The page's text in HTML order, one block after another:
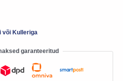
või Kulleriga
garanteeritud